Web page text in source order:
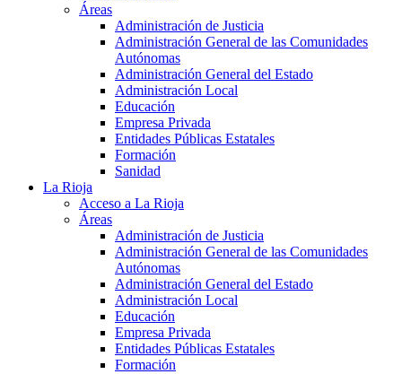
Áreas
Administración de Justicia
Administración General de las Comunidades
Autónomas
Administración General del Estado
Administración Local
Educación
Empresa Privada
Entidades Públicas Estatales
Formación
Sanidad
La Rioja
Acceso a La Rioja
Áreas
Administración de Justicia
Administración General de las Comunidades
Autónomas
Administración General del Estado
Administración Local
Educación
Empresa Privada
Entidades Públicas Estatales
Formación